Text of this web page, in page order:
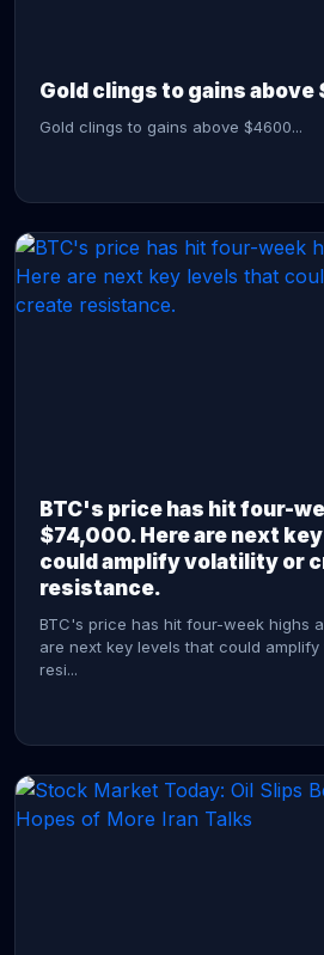
Gold clings to gains above
Gold clings to gains above $4600...
BTC's price has hit four-
$74,000. Here are next
could amplify volatility or
resistance.
BTC's price has hit four-week highs
are next key levels that could
resi...